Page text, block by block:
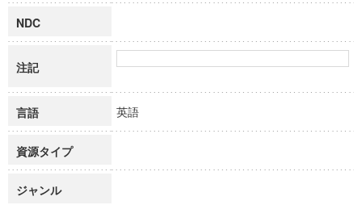
NDC
注記
言語 英語
資源タイプ
ジャンル